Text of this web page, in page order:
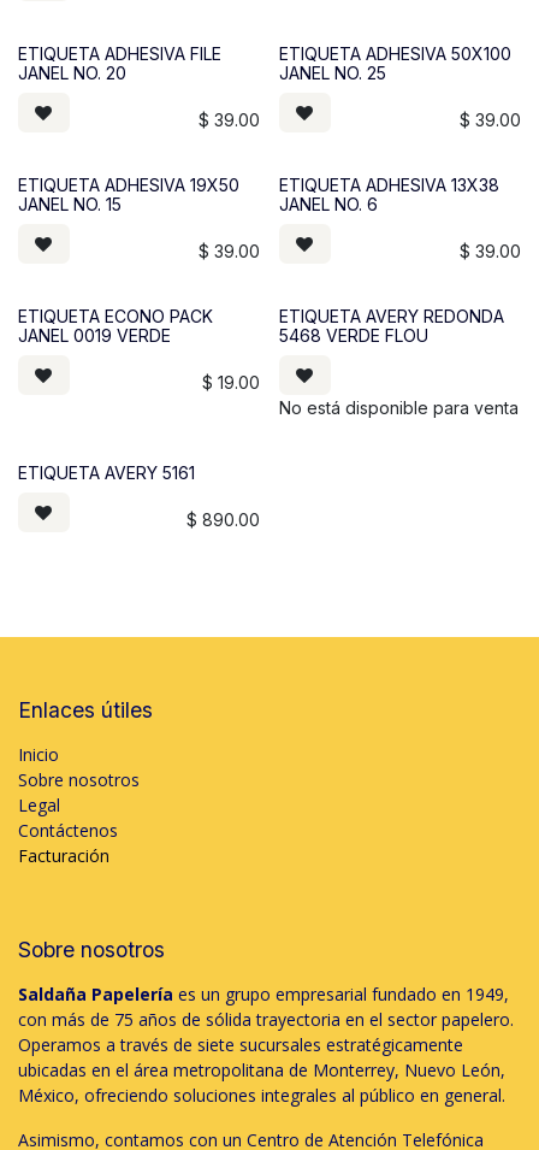
ETIQUETA ADHESIVA FILE
JANEL NO. 20
$ 39.00
ETIQUETA ADHESIVA 50X100
JANEL NO. 25
$ 39.00
ETIQUETA ADHESIVA 19X50
JANEL NO. 15
$ 39.00
ETIQUETA ADHESIVA 13X38
JANEL NO. 6
$ 39.00
ETIQUETA ECONO PACK
JANEL 0019 VERDE
$ 19.00
ETIQUETA AVERY REDONDA
5468 VERDE FLOU
No está disponible para venta
ETIQUETA AVERY 5161
$ 890.00
Enlaces útiles
Inicio
Sobre nosotros
Legal
Contáctenos
Facturación
Sobre nosotros
Saldaña Papelería es un grupo empresarial fundado en 1949,
con más de 75 años de sólida trayectoria en el sector papelero.
Operamos a través de siete sucursales estratégicamente
ubicadas en el área metropolitana de Monterrey, Nuevo León,
México, ofreciendo soluciones integrales al público en general.
Asimismo, contamos con un Centro de Atención Telefónica